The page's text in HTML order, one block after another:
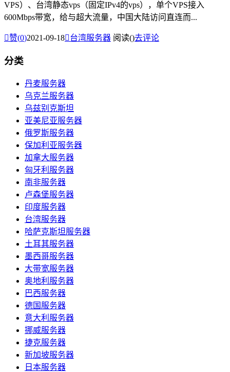
VPS）、台湾静态vps（固定IPv4的vps），单个VPS接入
600Mbps带宽，给与超大流量，中国大陆访问直连而...
赞(0)2021-09-18台湾服务器 阅读()去评论
分类
丹麦服务器
乌克兰服务器
乌兹别克斯坦
亚美尼亚服务器
俄罗斯服务器
保加利亚服务器
加拿大服务器
匈牙利服务器
南非服务器
卢森堡服务器
印度服务器
台湾服务器
哈萨克斯坦服务器
土耳其服务器
墨西哥服务器
大带宽服务器
奥地利服务器
巴西服务器
德国服务器
意大利服务器
挪威服务器
捷克服务器
新加坡服务器
日本服务器